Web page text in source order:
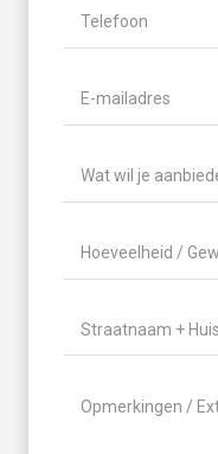
Telefoon
mailadres(Vereist)
Wat
wil
aanbieden?
Hoeveelheid
/
Locatie (Vereist)
Geen